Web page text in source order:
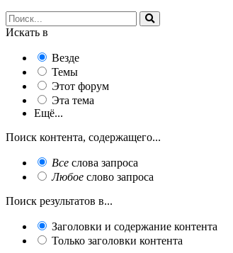
Искать в
Везде
Темы
Этот форум
Эта тема
Ещё...
Поиск контента, содержащего...
Все слова запроса
Любое слово запроса
Поиск результатов в...
Заголовки и содержание контента
Только заголовки контента